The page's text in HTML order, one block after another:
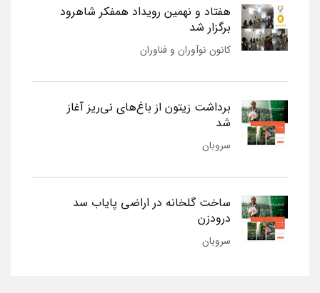
هفتاد و نهمین رویداد همفکر شاهرود
برگزار شد
کانون نوآوران و فناوران
برداشت زیتون از باغ‌های نی‌ریز آغاز
شد
سروبان
ساخت گلخانه در اراضی پایاب سد
درودزن
سروبان